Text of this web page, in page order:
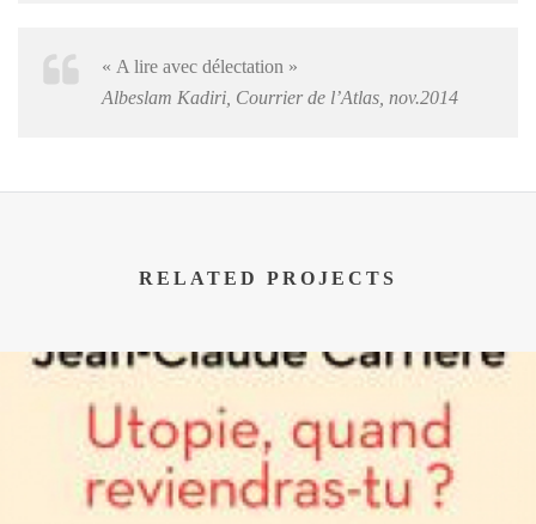
« A lire avec délectation »
Albeslam Kadiri, Courrier de l’Atlas , nov.2014
RELATED PROJECTS